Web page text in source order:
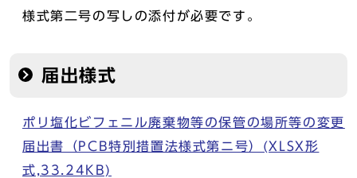
様式第二号の写しの添付が必要です。
届出様式
ポリ塩化ビフェニル廃棄物等の保管の場所等の変更
届出書（PCB特別措置法様式第ニ号）(XLSX形
式,33.24KB)